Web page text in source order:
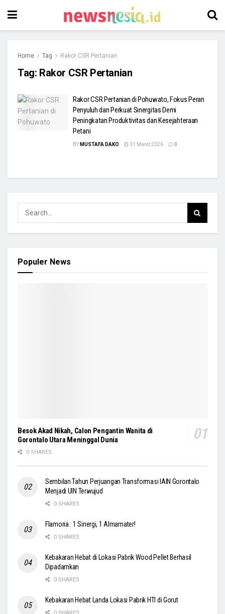
Home Tag Rakor CSR Pertanian
Tag: Rakor CSR Pertanian
Rakor CSR Pertanian di Pohuwato, Fokus Peran
Penyuluh dan Perkuat Sinergitas Demi
Peningkatan Produktivitas dan Kesejahteraan
Petani
BY MUSTAFA DAKO 31 Maret 2026 0
Populer News
Besok Akad Nikah, Calon Pengantin Wanita di
Gorontalo Utara Meninggal Dunia
0 SHARES
Sembilan Tahun Perjuangan Transformasi IAIN Gorontalo
Menjadi UIN Terwujud
0 SHARES
Flamoria : 1 Sinergi, 1 Almamater!
0 SHARES
Kebakaran Hebat di Lokasi Pabrik Wood Pellet Berhasil
Dipadamkan
0 SHARES
Kebakaran Hebat Landa Lokasi Pabrik HTI di Gorut